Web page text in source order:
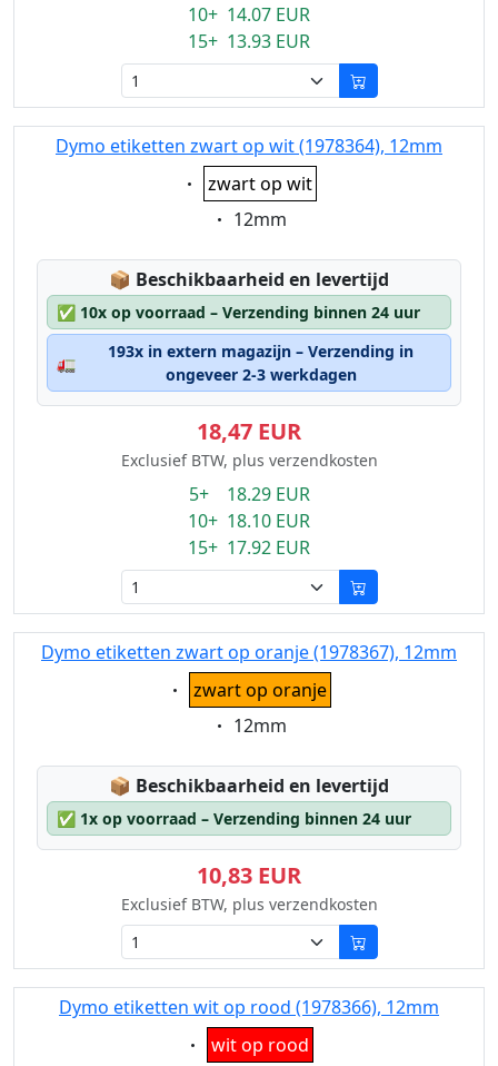
10+ 14.07 EUR
15+ 13.93 EUR
Dymo etiketten zwart op wit (1978364), 12mm
Eigenschaft:
zwart op wit
Eigenschaft:
12mm
📦 Lagerstatus:
Beschikbaarheid en levertijd
✅ 10x op voorraad – Verzending binnen 24 uur
🚛
193x in extern magazijn – Verzending in
ongeveer 2-3 werkdagen
18,47 EUR
Exclusief BTW, plus verzendkosten
5+ 18.29 EUR
10+ 18.10 EUR
15+ 17.92 EUR
Dymo etiketten zwart op oranje (1978367), 12mm
Eigenschaft:
zwart op oranje
Eigenschaft:
12mm
📦 Lagerstatus:
Beschikbaarheid en levertijd
✅ 1x op voorraad – Verzending binnen 24 uur
10,83 EUR
Exclusief BTW, plus verzendkosten
Dymo etiketten wit op rood (1978366), 12mm
Eigenschaft:
wit op rood